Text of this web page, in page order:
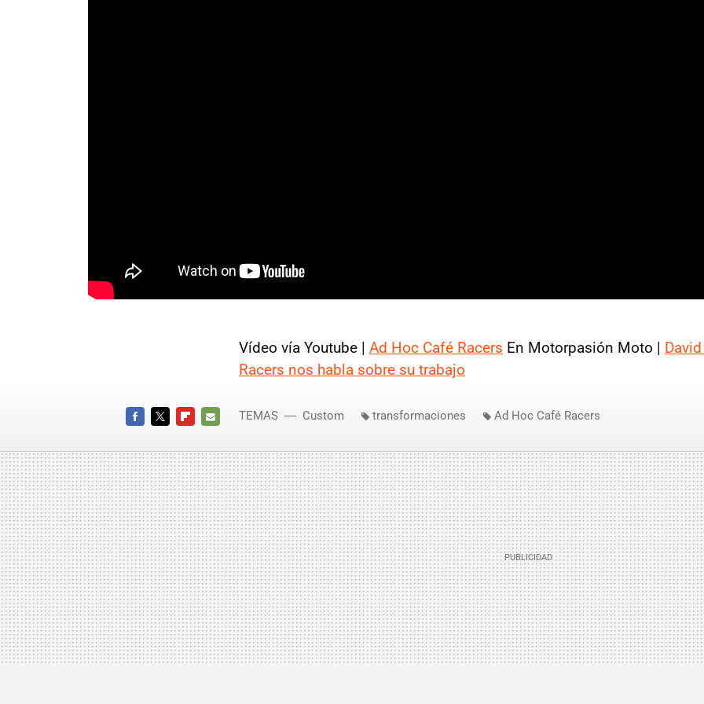
Vídeo vía Youtube | Ad Hoc Café Racers En Motorpasión Moto |
Racers nos habla sobre su trabajo
MAIL
TEMAS Custom transformaciones Ad Hoc Café Racers